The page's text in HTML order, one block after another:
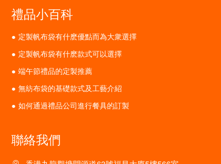
禮品小百科
定製帆布袋有什麽優點而為大衆選擇
定製帆布袋有什麽款式可以選擇
端午節禮品的定製推薦
無紡布袋的基礎款式及工藝介紹
如何通過禮品公司進行餐具的訂製
聯絡我們